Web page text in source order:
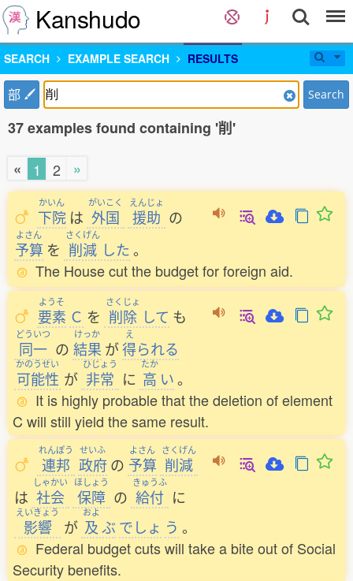
Kanshudo
SEARCH EXAMPLE SEARCH RESULTS
部 Search
37 examples found containing '削'
« 1 2 »
かいん
下院 は
がいこく
外国
えんじょ
援助 の
よさん
予算 を
さくげん
削減 した。
The House cut the budget for foreign aid.
ようそ
要素 Ｃ を
さくじょ
削除 して も
どういつ
同一 の
けっか
結果 が
え
得られる
かのうせい
可能性 が
ひじょう
非常 に
たか
高 い。
It is highly probable that the deletion of element
C will still yield the same result.
れんぽう
連邦
せいふ
政府 の
よさん
予算
さくげん
削減
は
しゃかい
社会
ほしょう
保障 の
きゅうふ
給付 に
えいきょう
影響 が
およ
及ぶ でしょ う 。
Federal budget cuts will take a bite out of Social
Security benefits.